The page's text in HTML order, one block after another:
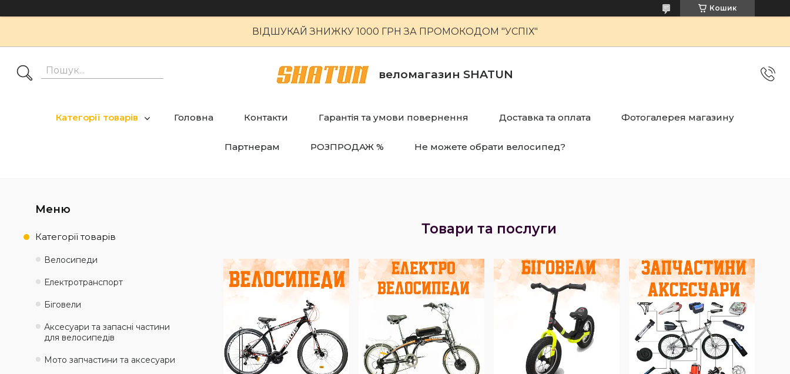
Кошик
ВІДШУКАЙ ЗНИЖКУ 1000 ГРН ЗА ПРОМОКОДОМ "УСПІХ"
веломагазин SHATUN
Категорії товарів Головна Контакти Гарантія та умови повернення Доставка та оплата Фотогалерея магазину
Партнерам РОЗПРОДАЖ % Не можете обрати велосипед?
Товари та послуги
Категорії товарів
Велосипеди
Електротранспорт
Біговели
Аксесуари та запасні частини
для велосипедів
Мото запчастини та аксесуари